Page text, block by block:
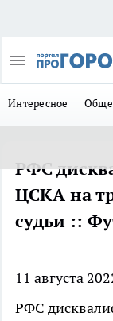
Интересное
РФС
ЦСКА на
судьи ::
11 августа
РФС